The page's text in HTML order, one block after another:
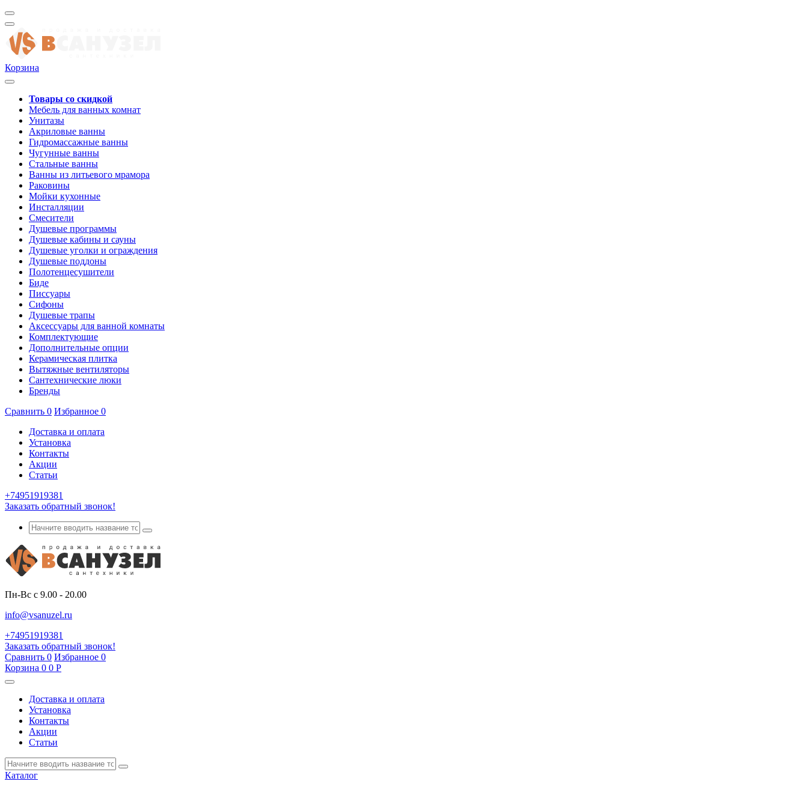
Корзина
Товары со скидкой
Мебель для ванных комнат
Унитазы
Акриловые ванны
Гидромассажные ванны
Чугунные ванны
Стальные ванны
Ванны из литьевого мрамора
Раковины
Мойки кухонные
Инсталляции
Смесители
Душевые программы
Душевые кабины и сауны
Душевые уголки и ограждения
Душевые поддоны
Полотенцесушители
Биде
Писсуары
Сифоны
Душевые трапы
Аксессуары для ванной комнаты
Комплектующие
Дополнительные опции
Керамическая плитка
Вытяжные вентиляторы
Сантехнические люки
Бренды
Сравнить 0 Избранное 0
Доставка и оплата
Установка
Контакты
Акции
Статьи
+74951919381
Заказать обратный звонок!
Пн-Вс с 9.00 - 20.00
info@vsanuzel.ru
+74951919381
Заказать обратный звонок!
Сравнить 0 Избранное 0
Корзина 0 0 Р
Доставка и оплата
Установка
Контакты
Акции
Статьи
Каталог